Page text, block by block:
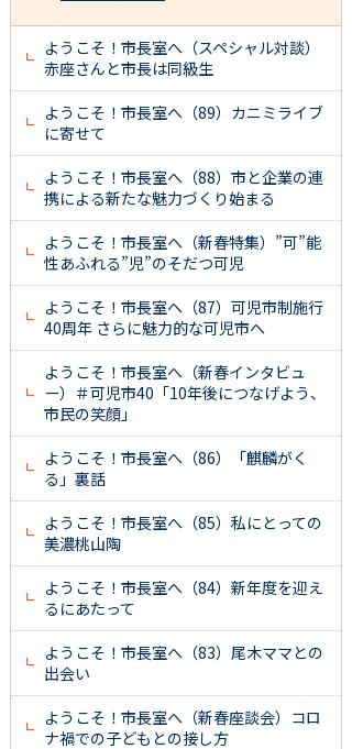
ようこそ！市長室へ（スペシャル対談）
赤座さんと市長は同級生
ようこそ！市長室へ（89）カニミライブ
に寄せて
ようこそ！市長室へ（88）市と企業の連
携による新たな魅力づくり始まる
ようこそ！市長室へ（新春特集）”可”能
性あふれる”児”のそだつ可児
ようこそ！市長室へ（87）可児市制施行
40周年 さらに魅力的な可児市へ
ようこそ！市長室へ（新春インタビュ
ー）＃可児市40「10年後につなげよう、
市民の笑顔」
ようこそ！市長室へ（86）「麒麟がく
る」裏話
ようこそ！市長室へ（85）私にとっての
美濃桃山陶
ようこそ！市長室へ（84）新年度を迎え
るにあたって
ようこそ！市長室へ（83）尾木ママとの
出会い
ようこそ！市長室へ（新春座談会）コロ
ナ禍での子どもとの接し方